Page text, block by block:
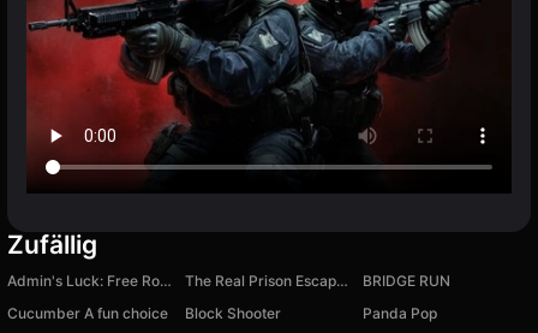
Zufällig
Admin's Luck: Free Roblux for Lucky Blocks The Real Prison Escape Obby
BRIDGE RUN
Cucumber A fun choice
Block Shooter
Panda Pop